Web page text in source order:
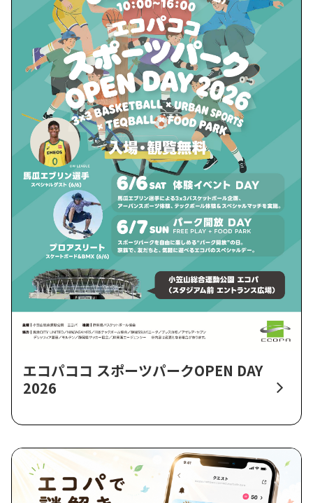
エコパココ スポーツパークOPEN DAY
2026